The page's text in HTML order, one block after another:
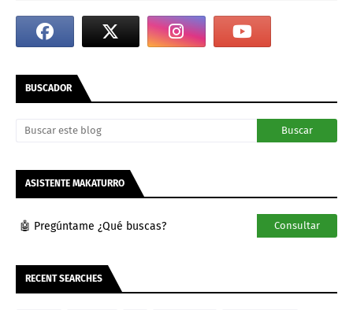
BUSCADOR
ASISTENTE MAKATURRO
🤖 Pregúntame ¿Qué buscas? Consultar
RECENT SEARCHES